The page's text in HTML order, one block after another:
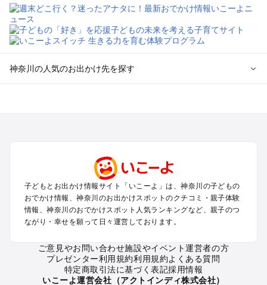
神奈川の人気のお出かけ先を探す
小田原・熱海・湯河原・真鶴のプールお出かけ
町田・相模原・愛川・上野原のプールお出かけ
新横浜・港北エリア・日吉・青葉台・鶴見のプールお出かけ
川崎のプールお出かけ
海老名・厚木のプールお出かけ
箱根（湯本・強羅・小涌谷・仙石原・芦ノ湖）のプールお出か
秦野・南足柄・丹沢のプールお出かけ
子どもとお出かけ情報サイト「いこーよ」は、神奈川の子どもの
おでかけ情報、神奈川のお出かけスポットのクチコミ・親子体験
情報、神奈川のおでかけスポット人気ランキングなど、親子のつ
ながり・幸せを願って日々運営しております。
ご意見やお問い合わせ施設やイベント運営者の方
プレゼンター利用規約利用規約よくある質問
特定商取引法に基づく表記採用情報
いこーよ運営会社（アクトインディ株式会社）